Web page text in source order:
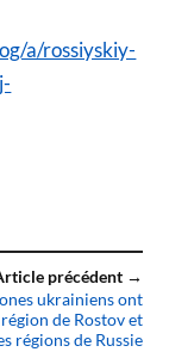
a/rossiyskiy-
précédent →
ukrainiens ont
de Rostov et
régions de Russie